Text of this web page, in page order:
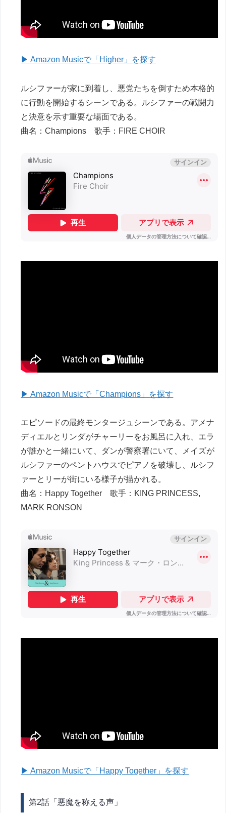
▶ Amazon Musicで「Higher」を探す
ルシファーが家に到着し、悪党たちを倒すため本格的
に行動を開始するシーンである。ルシファーの戦闘力
と決意を示す重要な場面である。
曲名：Champions 歌手：FIRE CHOIR
▶ Amazon Musicで「Champions」を探す
エピソードの最終モンタージュシーンである。アメナ
ディエルとリンダがチャーリーをお風呂に入れ、エラ
が誰かと一緒にいて、ダンが警察署にいて、メイズが
ルシファーのペントハウスでピアノを破壊し、ルシフ
ァーとリーが街にいる様子が描かれる。
曲名：Happy Together 歌手：KING PRINCESS,
MARK RONSON
▶ Amazon Musicで「Happy Together」を探す
第2話「悪魔を称える声」